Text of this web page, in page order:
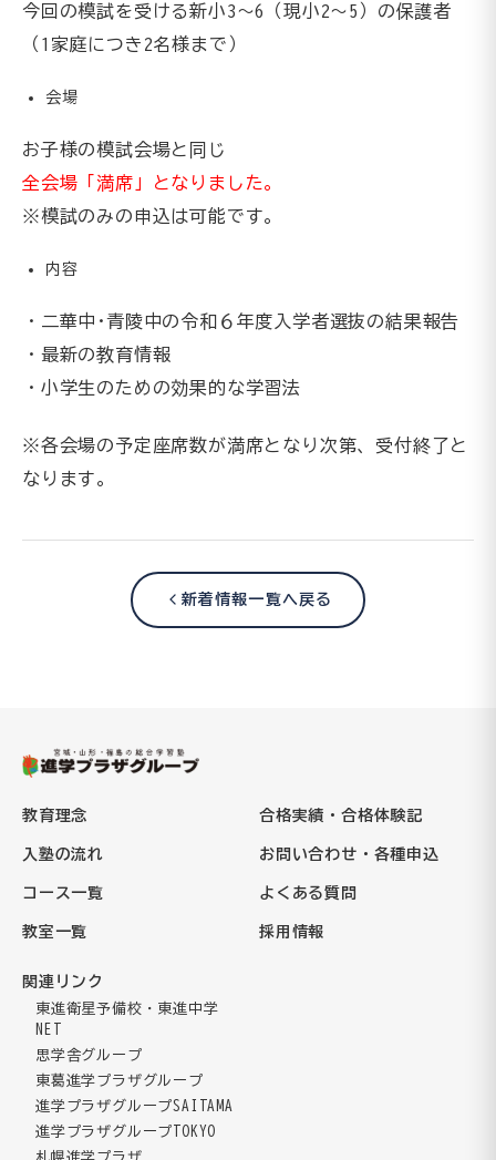
今回の模試を受ける新小3～6（現小2～5）の保護者
（1家庭につき2名様まで）
会場
お子様の模試会場と同じ
全会場「満席」となりました。
※模試のみの申込は可能です。
内容
・二華中･青陵中の令和６年度入学者選抜の結果報告
・最新の教育情報
・小学生のための効果的な学習法
※各会場の予定座席数が満席となり次第、受付終了と
なります。
新着情報一覧へ戻る
教育理念
入塾の流れ
コース一覧
教室一覧
合格実績・合格体験記
お問い合わせ・各種申込
よくある質問
採用情報
関連リンク
東進衛星予備校・東進中学
NET
思学舎グループ
東葛進学プラザグループ
進学プラザグループSAITAMA
進学プラザグループTOKYO